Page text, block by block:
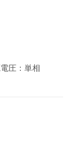
圧：単相